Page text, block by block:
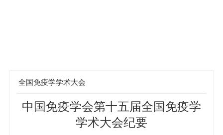
全国免疫学学术大会
当前位置： 首页 > 学术活动 > 全国免疫学学术大会
中国免疫学会第十五届全国免疫学
学术大会纪要